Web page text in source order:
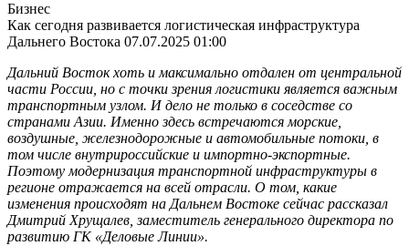
Бизнес
Как сегодня развивается логистическая инфраструктура
Дальнего Востока 07.07.2025 01:00
Дальний Восток хоть и максимально отдален от центральной
части России, но с точки зрения логистики является важным
транспортным узлом. И дело не только в соседстве со
странами Азии. Именно здесь встречаются морские,
воздушные, железнодорожные и автомобильные потоки, в
том числе внутрироссийские и импортно-экспортные.
Поэтому модернизация транспортной инфраструктуры в
регионе отражается на всей отрасли. О том, какие
изменения происходят на Дальнем Востоке сейчас рассказал
Дмитрий Хрущалев, заместитель генерального директора по
развитию ГК «Деловые Линии».